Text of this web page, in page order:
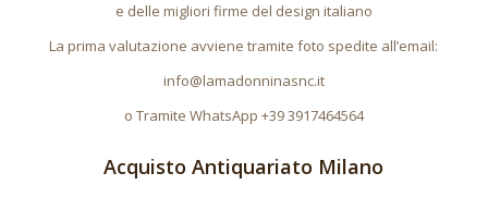
e delle migliori firme del design italiano
La prima valutazione avviene tramite foto spedite all’email:
info@lamadonninasnc.it
o Tramite WhatsApp +39 3917464564
Acquisto Antiquariato Milano